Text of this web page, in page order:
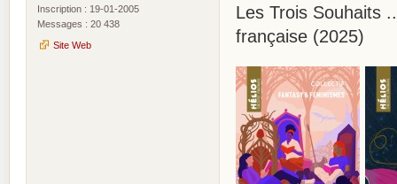
Inscription : 19-01-2005
Messages : 20 438
Site Web
Les Trois Souhaits
française (2025)